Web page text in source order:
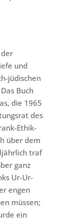
und
jüdischen
Buch
die 1965
des
Ethik-
über dem
traf
ganz
Ur-Ur-
engen
müssen;
ein